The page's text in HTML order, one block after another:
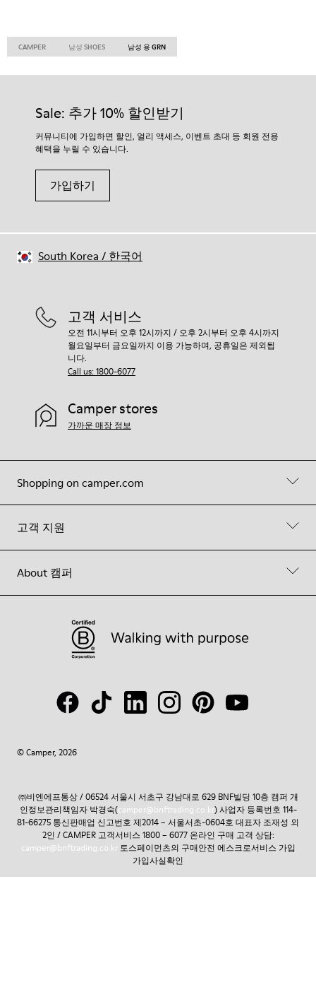
CAMPER 남성 SHOES 남성 용 GRN
Sale: 추가 10% 할인받기
커뮤니티에 가입하면 할인, 얼리 액세스, 이벤트 초대 등 회원 전용
혜택을 누릴 수 있습니다.
가입하기
Shopping on camper.com
고객 지원
About 캠퍼
고객 서비스
오전 11시부터 오후 12시까지 / 오후 2시부터 오후 4시까지
월요일부터 금요일까지 이용 가능하며, 공휴일은 제외됩
니다.
Call us: 1800-6077
Camper stores
가까운 매장 정보
© Camper, 2026
South Korea / 한국어
㈜비엔에프통상 / 06524 서울시 서초구 강남대로 629 BNF빌딩 10층 캠퍼 개
인정보관리책임자 박경숙(camper@bnftrading.co.kr) 사업자 등록번호 114-
81-66275 통신판매업 신고번호 제2014 – 서울서초-0604호 대표자 조재성 외
2인 / CAMPER 고객서비스 1800 – 6077 온라인 구매 고객 상담:
camper@bnftrading.co.kr토스페이먼츠의 구매안전 에스크로서비스 가입
가입사실확인